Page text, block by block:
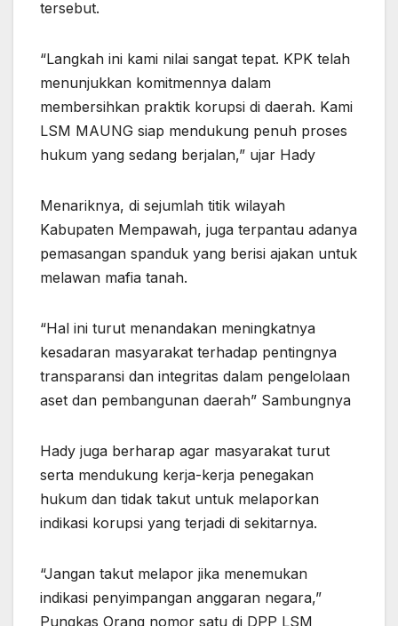
tersebut.
“Langkah ini kami nilai sangat tepat. KPK telah
menunjukkan komitmennya dalam
membersihkan praktik korupsi di daerah. Kami
LSM MAUNG siap mendukung penuh proses
hukum yang sedang berjalan,” ujar Hady
Menariknya, di sejumlah titik wilayah
Kabupaten Mempawah, juga terpantau adanya
pemasangan spanduk yang berisi ajakan untuk
melawan mafia tanah.
“Hal ini turut menandakan meningkatnya
kesadaran masyarakat terhadap pentingnya
transparansi dan integritas dalam pengelolaan
aset dan pembangunan daerah” Sambungnya
Hady juga berharap agar masyarakat turut
serta mendukung kerja-kerja penegakan
hukum dan tidak takut untuk melaporkan
indikasi korupsi yang terjadi di sekitarnya.
“Jangan takut melapor jika menemukan
indikasi penyimpangan anggaran negara,”
Pungkas Orang nomor satu di DPP LSM